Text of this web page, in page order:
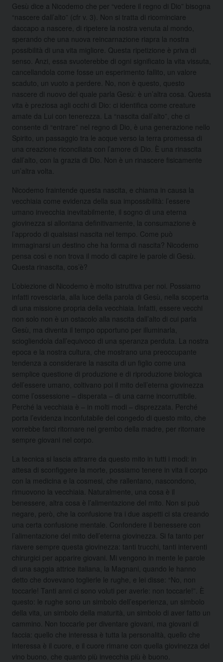
Gesù dice a Nicodemo che per “vedere il regno di Dio” bisogna
“nascere dall’alto” (cfr v. 3). Non si tratta di ricominciare
daccapo a nascere, di ripetere la nostra venuta al mondo,
sperando che una nuova reincarnazione riapra la nostra
possibilità di una vita migliore. Questa ripetizione è priva di
senso. Anzi, essa svuoterebbe di ogni significato la vita vissuta,
cancellandola come fosse un esperimento fallito, un valore
scaduto, un vuoto a perdere. No, non è questo, questo
nascere di nuovo del quale parla Gesù: è un’altra cosa. Questa
vita è preziosa agli occhi di Dio: ci identifica come creature
amate da Lui con tenerezza. La “nascita dall’alto”, che ci
consente di “entrare” nel regno di Dio, è una generazione nello
Spirito, un passaggio tra le acque verso la terra promessa di
una creazione riconciliata con l’amore di Dio. È una rinascita
dall’alto, con la grazia di Dio. Non è un rinascere fisicamente
un’altra volta.
Nicodemo fraintende questa nascita, e chiama in causa la
vecchiaia come evidenza della sua impossibilità: l’essere
umano invecchia inevitabilmente, il sogno di una eterna
giovinezza si allontana definitivamente, la consumazione è
l’approdo di qualsiasi nascita nel tempo. Come può
immaginarsi un destino che ha forma di nascita? Nicodemo
pensa così e non trova il modo di capire le parole di Gesù.
Questa rinascita, cos’è?
L’obiezione di Nicodemo è molto istruttiva per noi. Possiamo
infatti rovesciarla, alla luce della parola di Gesù, nella scoperta
di una missione propria della vecchiaia. Infatti, essere vecchi
non solo non è un ostacolo alla nascita dall’alto di cui parla
Gesù, ma diventa il tempo opportuno per illuminarla,
sciogliendola dall’equivoco di una speranza perduta. La nostra
epoca e la nostra cultura, che mostrano una preoccupante
tendenza a considerare la nascita di un figlio come una
semplice questione di produzione e di riproduzione biologica
dell’essere umano, coltivano poi il mito dell’eterna giovinezza
come l’ossessione – disperata – di una carne incorruttibile.
Perché la vecchiaia è – in molti modi – disprezzata. Perché
porta l’evidenza inconfutabile del congedo di questo mito, che
vorrebbe farci ritornare nel grembo della madre, per ritornare
sempre giovani nel corpo.
La tecnica si lascia attrarre da questo mito in tutti i modi: in
attesa di sconfiggere la morte, possiamo tenere in vita il corpo
con la medicina e la cosmesi, che rallentano, nascondono,
rimuovono la vecchiaia. Naturalmente, una cosa è il
benessere, altra cosa è l’alimentazione del mito. Non si può
negare, però, che la confusione tra i due aspetti ci sta creando
una certa confusione mentale. Confondere il benessere con
l’alimentazione del mito dell’eterna giovinezza. Si fa tanto per
riavere sempre questa giovinezza: tanti trucchi, tanti interventi
chirurgici per apparire giovani. Mi vengono in mente le parole
di una saggia attrice italiana, la Magnani, quando le hanno
detto che dovevano toglierle le rughe, e lei disse: “No, non
toccarle! Tanti anni ci sono voluti per averle: non toccarle!”. È
questo: le rughe sono un simbolo dell’esperienza, un simbolo
della vita, un simbolo della maturità, un simbolo di aver fatto un
cammino. Non toccarle per diventare giovani, ma giovani di
faccia: quello che interessa è tutta la personalità, quello che
interessa è il cuore, e il cuore rimane con quella giovinezza del
vino buono, che quanto più invecchia più è buono.